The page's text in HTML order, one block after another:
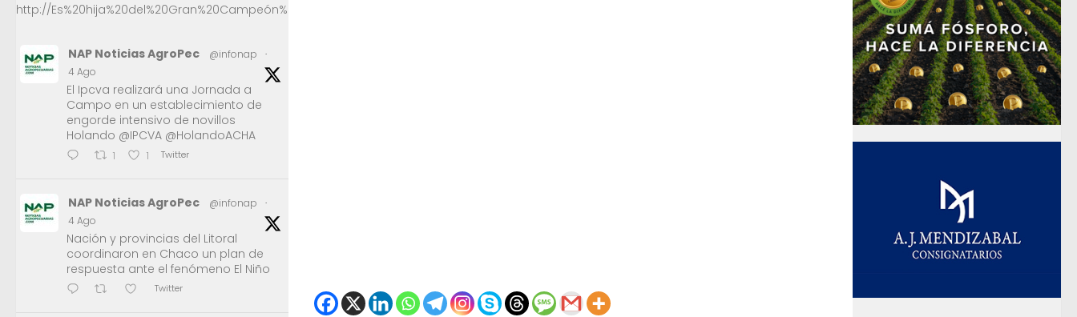
http://Es%20hija%20del%20Gran%20Campeón%20Macho%20de%20la%20Raza%20Limangus,
NAP Noticias AgroPec @infonap
·
4 Ago
El Ipcva realizará una Jornada a
Campo en un establecimiento de
engorde intensivo de novillos
Holando @IPCVA @HolandoACHA
1 1 Twitter
NAP Noticias AgroPec @infonap
·
4 Ago
Nación y provincias del Litoral
coordinaron en Chaco un plan de
respuesta ante el fenómeno El Niño
Twitter